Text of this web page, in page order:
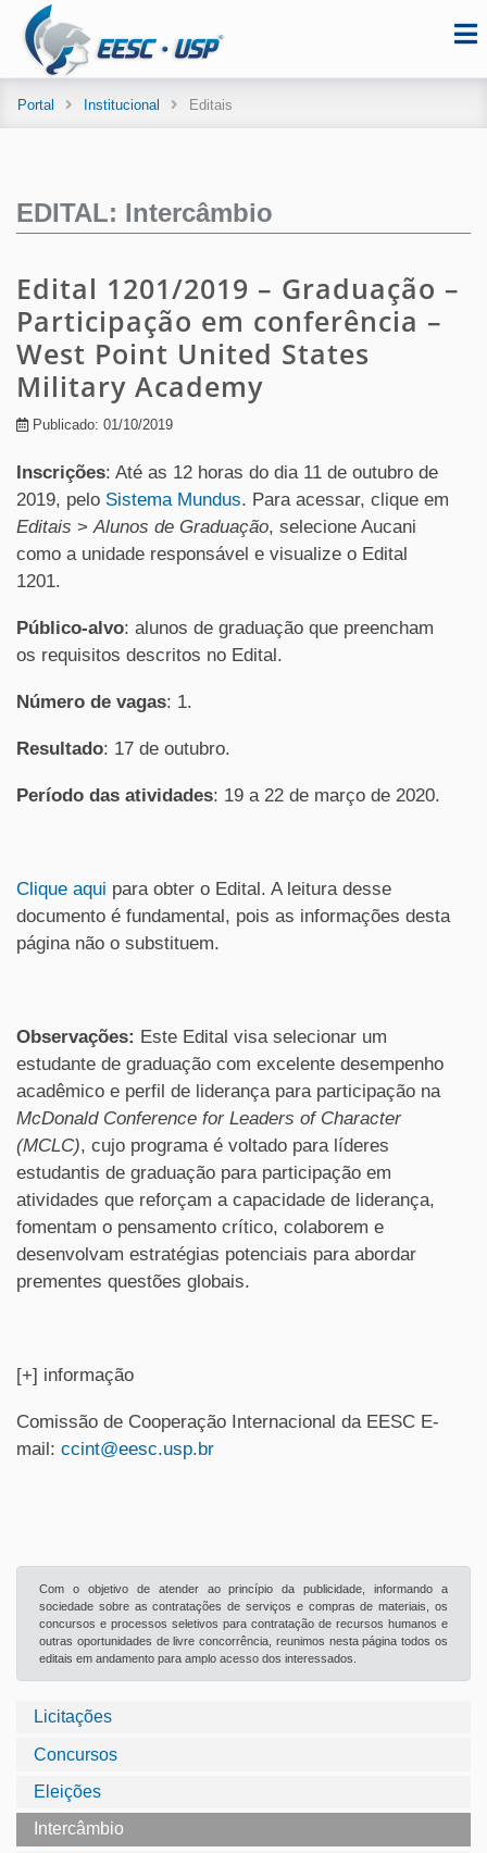
Portal Institucional Editais
Licitações
Concursos
Eleições
Intercâmbio
EDITAL: Intercâmbio
Edital 1201/2019 – Graduação –
Participação em conferência –
West Point United States
Military Academy
Publicado: 01/10/2019
Inscrições: Até as 12 horas do dia 11 de outubro de
2019, pelo Sistema Mundus. Para acessar, clique em
Editais >Alunos de Graduação, selecione Aucani
como a unidade responsável e visualize o Edital
1201.
Público-alvo: alunos de graduação que preencham
os requisitos descritos no Edital.
Número de vagas: 1.
Resultado: 17 de outubro.
Período das atividades: 19 a 22 de março de 2020.
Clique aqui para obter o Edital. A leitura desse
documento é fundamental, pois as informações desta
página não o substituem.
Observações: Este Edital visa selecionar um
estudante de graduação com excelente desempenho
acadêmico e perfil de liderança para participação na
McDonald Conference for Leaders of Character
(MCLC), cujo programa é voltado para líderes
estudantis de graduação para participação em
atividades que reforçam a capacidade de liderança,
fomentam o pensamento crítico, colaborem e
desenvolvam estratégias potenciais para abordar
prementes questões globais.
[+] informação
Comissão de Cooperação Internacional da EESC E-
mail: ccint@eesc.usp.br
Com o objetivo de atender ao princípio da publicidade, informando a
sociedade sobre as contratações de serviços e compras de materiais, os
concursos e processos seletivos para contratação de recursos humanos e
outras oportunidades de livre concorrência, reunimos nesta página todos os
editais em andamento para amplo acesso dos interessados.